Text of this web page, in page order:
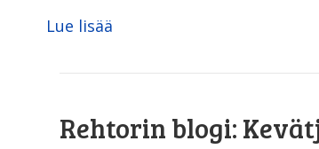
Lue lisää
Rehtorin blogi: